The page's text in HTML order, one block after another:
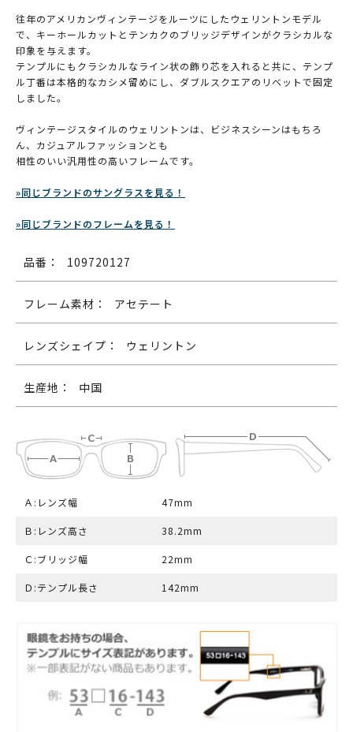
往年のアメリカンヴィンテージをルーツにしたウェリントンモデル
で、キーホールカットとテンカクのブリッジデザインがクラシカルな
印象を与えます。
テンプルにもクラシカルなライン状の飾り芯を入れると共に、テンプ
ル丁番は本格的なカシメ留めにし、ダブルスクエアのリベットで固定
しました。
ヴィンテージスタイルのウェリントンは、ビジネスシーンはもちろ
ん、カジュアルファッションとも
相性のいい汎用性の高いフレームです。
»同じブランドのサングラスを見る！
»同じブランドのフレームを見る！
品番： 109720127
フレーム素材： アセテート
レンズシェイプ： ウェリントン
生産地： 中国
Ａ:レンズ幅 47mm
Ｂ:レンズ高さ 38.2mm
Ｃ:ブリッジ幅 22mm
Ｄ:テンプル長さ 142mm